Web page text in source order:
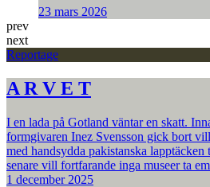
23 mars 2026
prev
next
Reportage
A R V E T
I en lada på Gotland väntar en skatt.
formgivaren Inez Svensson gick bort
med handsydda pakistanska
senare vill fortfarande inga museer ta
1 december 2025